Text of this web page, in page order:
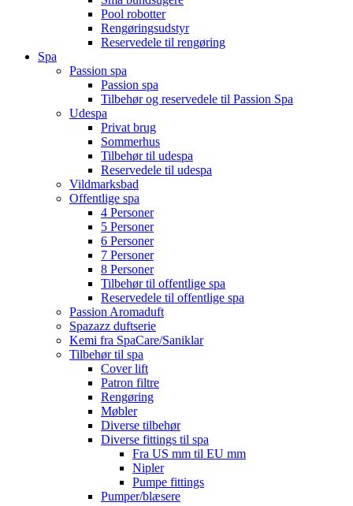
Pool robotter
Rengøringsudstyr
Reservedele til rengøring
Spa
Passion spa
Passion spa
Tilbehør og reservedele til Passion Spa
Udespa
Privat brug
Sommerhus
Tilbehør til udespa
Reservedele til udespa
Vildmarksbad
Offentlige spa
4 Personer
5 Personer
6 Personer
7 Personer
8 Personer
Tilbehør til offentlige spa
Reservedele til offentlige spa
Passion Aromaduft
Spazazz duftserie
Kemi fra SpaCare/Saniklar
Tilbehør til spa
Cover lift
Patron filtre
Rengøring
Møbler
Diverse tilbehør
Diverse fittings til spa
Fra US mm til EU mm
Nipler
Pumpe fittings
Pumper/blæsere